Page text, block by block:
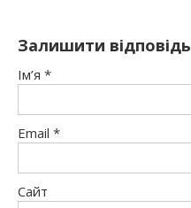
Залишити відповідь
Ім’я *
Email *
Сайт